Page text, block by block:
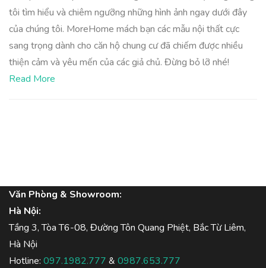
tôi tìm hiểu và chiêm ngưỡng những hình ảnh ngay dưới đây
của chúng tôi. MoreHome mách bạn các mẫu nội thất cực
sang trọng dành cho căn hộ chung cư đã chiếm được nhiều
thiện cảm và yêu mến của các giả chủ. Đừng bỏ lỡ nhé!
Read More
Văn Phòng & Showroom:
Hà Nội:
Tầng 3, Tòa T6-08, Đường Tôn Quang Phiệt, Bắc Từ Liêm,
Hà Nội
Hotline: 097.1982.777 & 0987.653.777